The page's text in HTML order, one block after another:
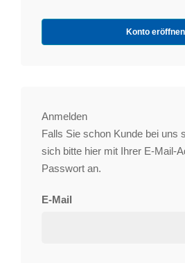
Konto eröffnen
Anmelden
Falls Sie schon Kunde bei uns
sich bitte hier mit Ihrer E-Mail-
Passwort an.
E-Mail